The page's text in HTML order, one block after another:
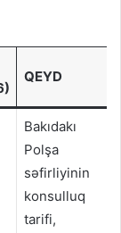
QEYD
Bakıdakı
Polşa
səfirliyinin
konsulluq
tarifi,